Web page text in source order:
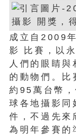
成立自2009
影 比賽，以
人們的眼睛
的動物們。比
約95萬台幣
球各地攝影同
件，不過先來
為明年參賽的